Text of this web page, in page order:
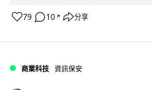
79 10 ↗ 分享
商業科技 資訊保安